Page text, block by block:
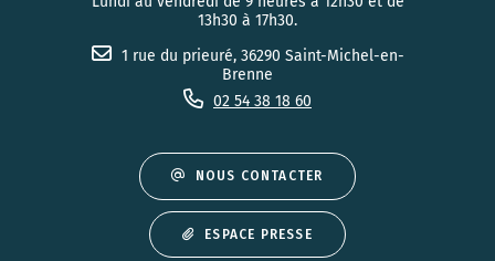
13h30 à 17h30.
1 rue du prieuré, 36290 Saint-Michel-en-
Brenne
02 54 38 18 60
NOUS CONTACTER
ESPACE PRESSE